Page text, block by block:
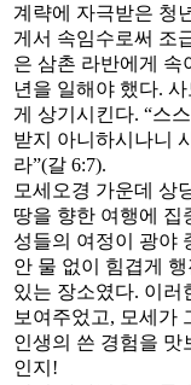
계략에 자극받은 청
게서 속임수로써 조
은 삼촌 라반에게 속
년을 일해야 했다.
게 상기시킨다. “스
받지 아니하시나니
라”(갈 6:7).
모세오경 가운데 상
땅을 향한 여행에 집
성들의 여정이 광야
안 물 없이 힘겹게
있는 장소였다. 이러
보여주었고, 모세가
인생의 쓴 경험을 맛
인지!